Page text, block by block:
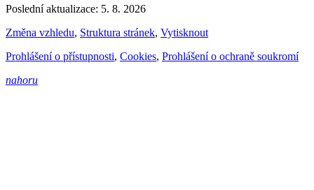
Poslední aktualizace: 5. 8. 2026
Změna vzhledu, Struktura stránek, Vytisknout
Prohlášení o přístupnosti, Cookies, Prohlášení o ochraně soukromí
nahoru